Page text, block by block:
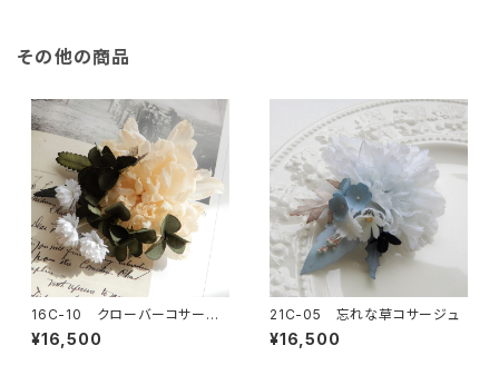
その他の商品
16C-10 クローバーコサージ
ュ
¥16,500
21C-05 忘れな草コサージュ
¥16,500